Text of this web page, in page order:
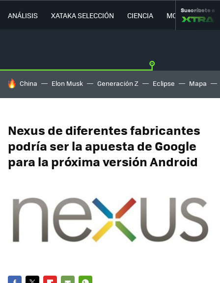
ANÁLISIS XATAKA SELECCIÓN CIENCIA MOVILIDAD
Suscríbete a
HOY SE HABLA DE
China Elon Musk Generación Z Eclipse Mapa
Nexus de diferentes fabricantes
podría ser la apuesta de Google
para la próxima versión Android